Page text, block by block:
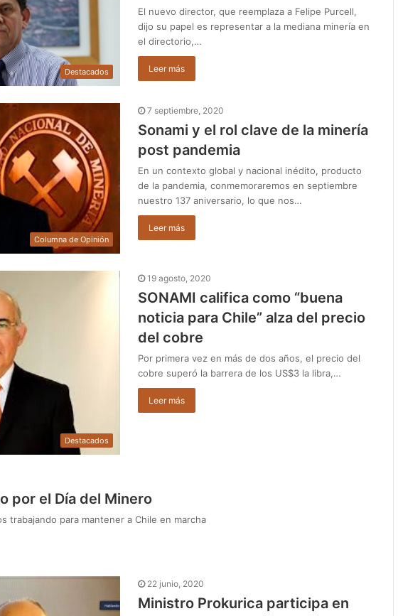
Destacados
El nuevo director, que reemplaza a Felipe Purcell,
dijo su papel es representar a la mediana minería en
el directorio,…
Leer más
Columna de Opinión
7 septiembre, 2020
Sonami y el rol clave de la minería
post pandemia
En un contexto global y nacional inédito, producto
de la pandemia, conmemoraremos en septiembre
nuestro 137 aniversario, lo que nos…
Leer más
Destacados
19 agosto, 2020
SONAMI califica como “buena
noticia para Chile” alza del precio
del cobre
Por primera vez en más de dos años, el precio del
cobre superó la barrera de los US$3 la libra,…
Leer más
por el Día del Minero
trabajando para mantener a Chile en marcha
22 junio, 2020
Ministro Prokurica participa en